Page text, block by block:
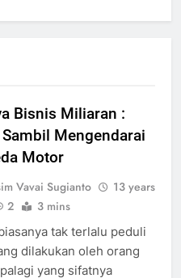
Bisnis Miliaran :
Sambil Mengendarai
Motor
Vavai Sugianto
13 years
2 3 mins
tak terlalu peduli
dilakukan oleh orang
yang sifatnya